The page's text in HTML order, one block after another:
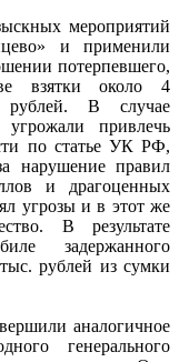
мероприятий
и применили
потерпевшего,
взятки около 4
В случае
привлечь
по статье УК РФ,
нарушение правил
и драгоценных
угрозы и в этот же
В результате
задержанного
рублей из сумки
аналогичное
генерального